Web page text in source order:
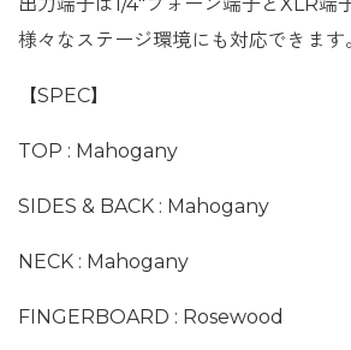
様々なステージ環境にも対応できます
【SPEC】
TOP : Mahogany
SIDES & BACK : Mahogany
NECK : Mahogany
FINGERBOARD : Rosewood